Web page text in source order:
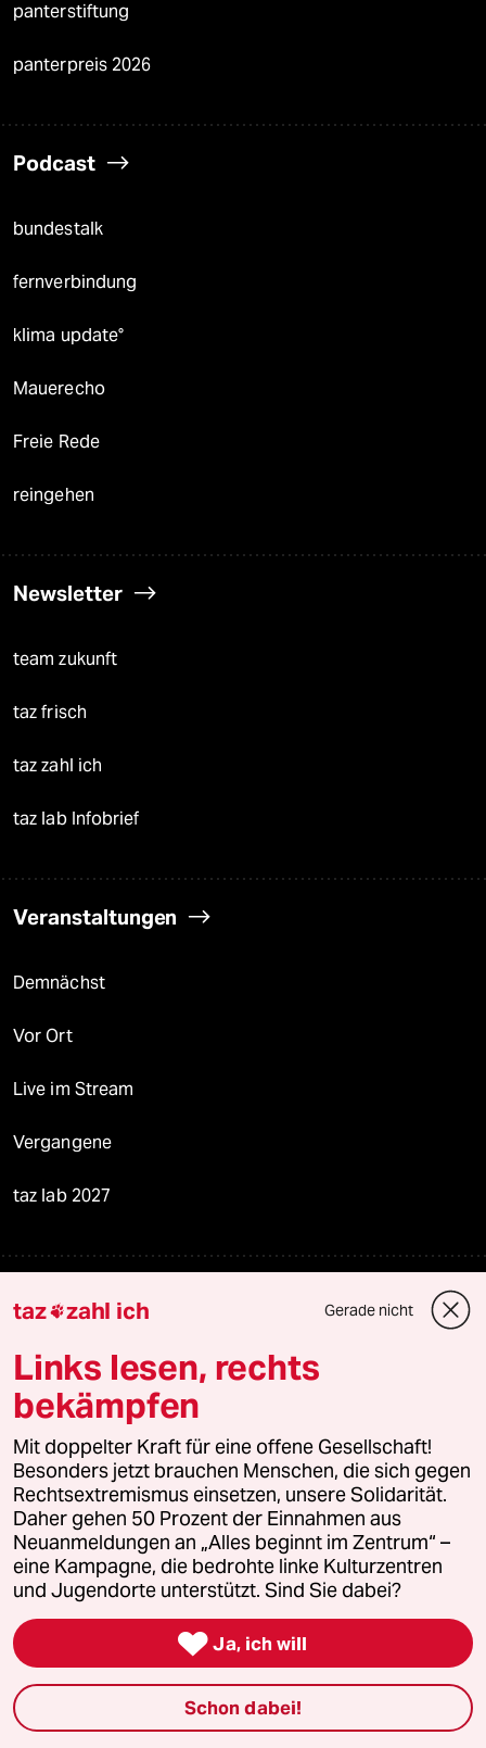
panterstiftung
panterpreis 2026
Podcast
bundestalk
fernverbindung
klima update°
Mauerecho
Freie Rede
reingehen
Newsletter
team zukunft
taz frisch
taz zahl ich
taz lab Infobrief
Veranstaltungen
Demnächst
Vor Ort
Live im Stream
Vergangene
taz lab 2027
taz Blogs
taz FUTURZWEI
Le Monde diplomatique
taz Archiv
Mehr taz Angebote
Reisen
taz zahl ich Gerade nicht
Links lesen, rechts
bekämpfen
Mit doppelter Kraft für eine offene Gesellschaft!
Besonders jetzt brauchen Menschen, die sich gegen
Rechtsextremismus einsetzen, unsere Solidarität.
Daher gehen 50 Prozent der Einnahmen aus
Neuanmeldungen an „Alles beginnt im Zentrum“ –
eine Kampagne, die bedrohte linke Kulturzentren
und Jugendorte unterstützt. Sind Sie dabei?
 Ja, ich will
Schon dabei!